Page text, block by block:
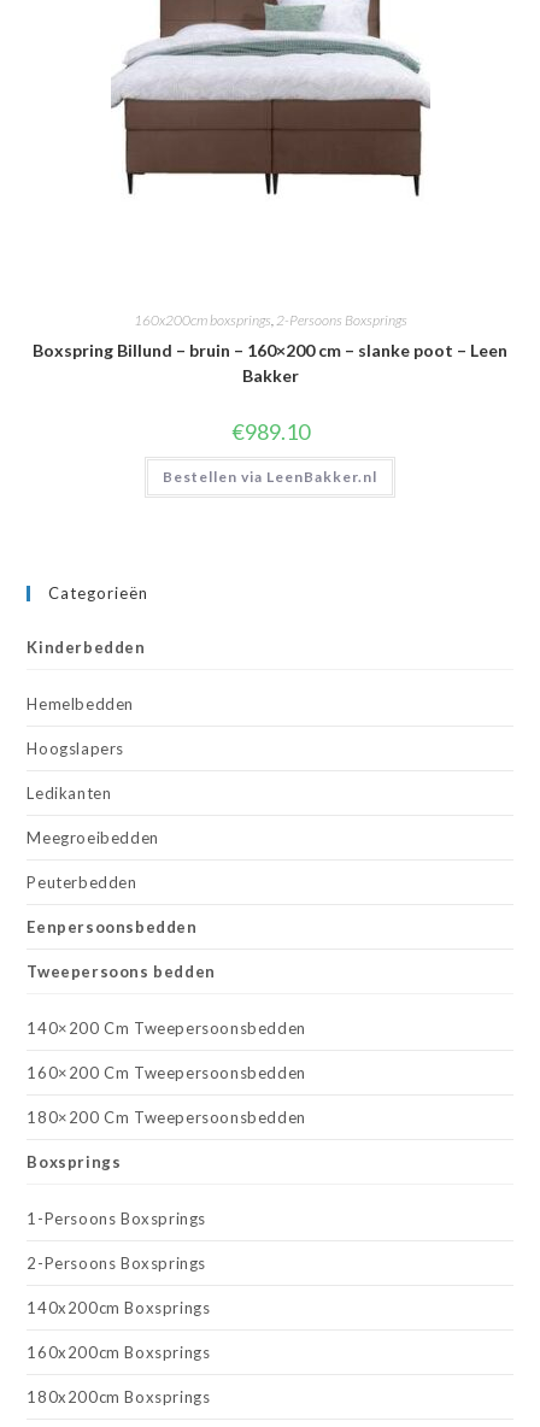
160x200cm boxsprings,2-Persoons Boxsprings
Boxspring Billund – bruin – 160×200 cm – slanke poot – Leen
Bakker
€989.10
Bestellen via LeenBakker.nl
Categorieën
Kinderbedden
Hemelbedden
Hoogslapers
Ledikanten
Meegroeibedden
Peuterbedden
Eenpersoonsbedden
Tweepersoons bedden
140×200 Cm Tweepersoonsbedden
160×200 Cm Tweepersoonsbedden
180×200 Cm Tweepersoonsbedden
Boxsprings
1-Persoons Boxsprings
2-Persoons Boxsprings
140x200cm Boxsprings
160x200cm Boxsprings
180x200cm Boxsprings